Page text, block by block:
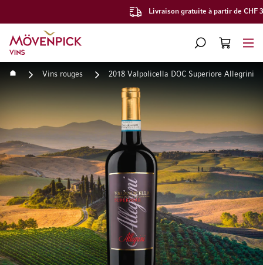
Livraison gratuite à partir de CHF 300.–
Aller à la page d'accueil
CHERCHERPANIER
Accueil Vins rouges 2018 Valpolicella DOC Superiore Allegrini
Passer à la fin de la galerie d’images